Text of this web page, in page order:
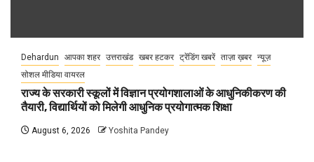
Dehardun आपका शहर उत्तराखंड खबर हटकर ट्रेंडिंग खबरें ताज़ा ख़बर न्यूज़
सोशल मीडिया वायरल
राज्य के सरकारी स्कूलों में विज्ञान प्रयोगशालाओं के आधुनिकीकरण की
तैयारी, विद्यार्थियों को मिलेगी आधुनिक प्रयोगात्मक शिक्षा
August 6, 2026 Yoshita Pandey